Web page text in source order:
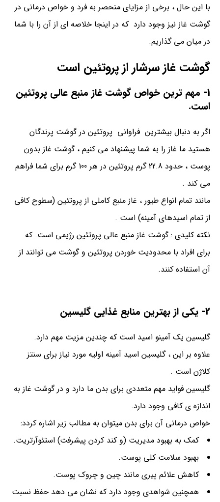
با این حال ، برخی از مزایای منحصر به فرد و خواص درمانی در
گوشت غاز نیز وجود دارد که در اینجا خلاصه ای از آن را با شما
در میان می گذاریم.
گوشت غاز سرشار از پروتئین است
1- مهم ترین خواص گوشت غاز منبع عالی پروتئین
است.
اگر به دنبال بیشترین فراوانی پروتئین در گوشت پرندگان
هستید ما غاز را به شما پیشنهاد می کنیم ، گوشت غاز بدون
پوست ، حدود 22.8 گرم پروتئین در هر 100 گرم برای شما فراهم
می کند .
مانند تمام انواع طیور ، غاز منبع کاملی از پروتئین (سطوح کافی
از تمام اسیدهای آمینه) است .
نکته کلیدی : گوشت غاز منبع عالی پروتئین رژیمی است. که
برای افراد با محدودیت خوردن پروتئین و گوشت می توانند از
آن استفاده کنند.
2- یکی از بهترین منابع غذایی گلیسین
گلیسین یک آمینو اسید است که چندین مزیت مهم دارد.
علاوه بر این ، گلیسین اسید آمینه اولیه مورد نیاز برای سنتز
کلاژن است .
گلیسین فواید مهم متعددی برای بدن ما دارد و در گوشت غاز به
اندازه ی کافی وجود دارد.
خواص درمانی آن برای بدن میتوان به مطالب زیر اشاره کردد:
کمک به بهبود مدیریت (و کند کردن پیشرفت) استئوآرتریت.
بهبود سلامت کلی پوست.
کاهش علائم پیری مانند چین و چروک پوست.
همچنین شواهدی وجود دارد که نشان می دهد حفظ نسبت